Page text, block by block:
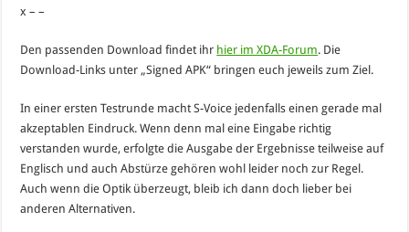
x – –
Den passenden Download findet ihr hier im XDA-Forum. Die
Download-Links unter „Signed APK“ bringen euch jeweils zum Ziel.
In einer ersten Testrunde macht S-Voice jedenfalls einen gerade mal
akzeptablen Eindruck. Wenn denn mal eine Eingabe richtig
verstanden wurde, erfolgte die Ausgabe der Ergebnisse teilweise auf
Englisch und auch Abstürze gehören wohl leider noch zur Regel.
Auch wenn die Optik überzeugt, bleib ich dann doch lieber bei
anderen Alternativen.